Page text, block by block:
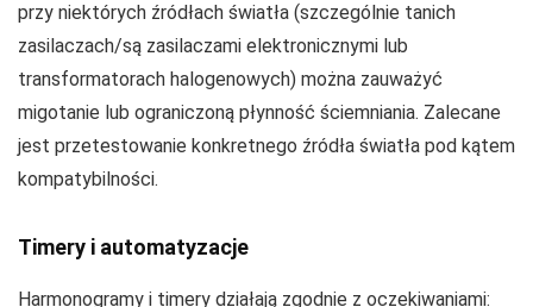
przy niektórych źródłach światła (szczególnie tanich
zasilaczach/są zasilaczami elektronicznymi lub
transformatorach halogenowych) można zauważyć
migotanie lub ograniczoną płynność ściemniania. Zalecane
jest przetestowanie konkretnego źródła światła pod kątem
kompatybilności.
Timery i automatyzacje
Harmonogramy i timery działają zgodnie z oczekiwaniami: